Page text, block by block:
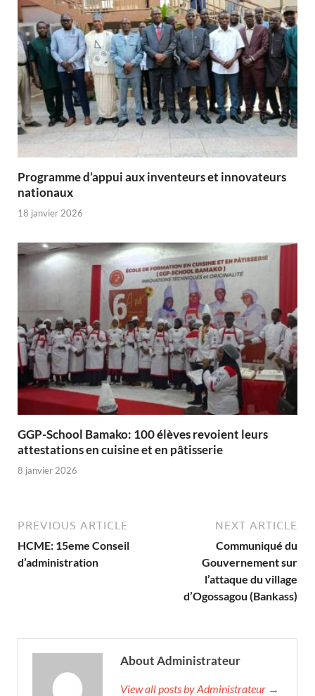
Programme d’appui aux inventeurs et innovateurs
nationaux
18 janvier 2026
GGP-School Bamako: 100 élèves revoient leurs
attestations en cuisine et en pâtisserie
8 janvier 2026
PREVIOUS ARTICLE
HCME: 15eme Conseil
d’administration
NEXT ARTICLE
Communiqué du
Gouvernement sur
l’attaque du village
d’Ogossagou (Bankass)
About Administrateur
View all posts by Administrateur →